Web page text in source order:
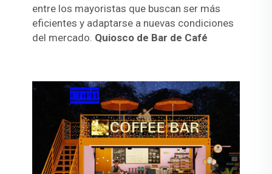
entre los mayoristas que buscan ser más
eficientes y adaptarse a nuevas condiciones
del mercado. Quiosco de Bar de Café